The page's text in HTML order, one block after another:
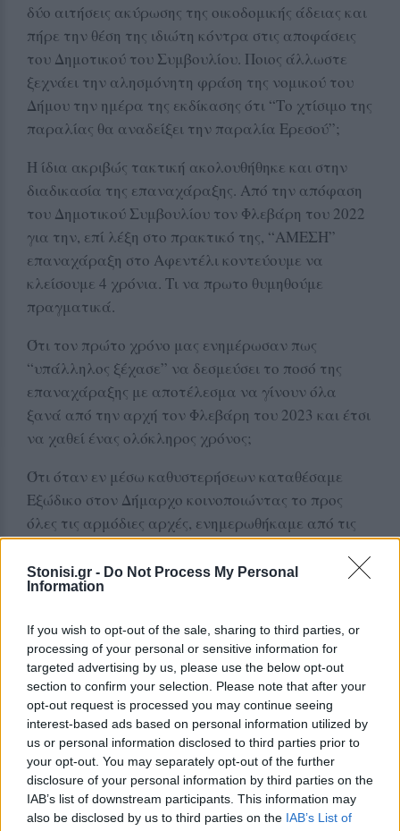
Stonisi.gr - Do Not Process My Personal
Information
If you wish to opt-out of the sale, sharing to third parties, or
processing of your personal or sensitive information for
targeted advertising by us, please use the below opt-out
section to confirm your selection. Please note that after your
opt-out request is processed you may continue seeing
interest-based ads based on personal information utilized by
us or personal information disclosed to third parties prior to
your opt-out. You may separately opt-out of the further
disclosure of your personal information by third parties on the
IAB’s list of downstream participants. This information may
also be disclosed by us to third parties on the IAB’s List of
δύο αιτήσεις ακύρωσης της οικοδομικής άδειας και
πήρε την θέση της ιδιώτη κόντρα στις αποφάσεις
του Δημοτικού του Συμβουλίου. Ποιος άλλωστε
ξεχνάει την αλησμόνητη φράση της νομικού του
Δήμου την ημέρα της εκδίκασης ότι “Το χτίσιμο της
παραλίας θα αναδείξει την παραλία Ερεσού”;
Η ίδια ακριβώς τακτική ακολουθήθηκε και στην
διαδικασία της επαναχάραξης. Από την απόφαση
του Δημοτικού Συμβουλίου τον Φλεβάρη του 2022
για την, επί λέξη στο πρακτικό της, “ΑΜΕΣΗ”
επαναχάραξη στο Αφεντέλι κοντεύουμε να
κλείσουμε 4 χρόνια. Τι να πρωτο θυμηθούμε
πραγματικά.
Ότι τον πρώτο χρόνο μας ενημέρωσαν πως
“υπάλληλος ξέχασε” να δεσμεύσει το ποσό της
επαναχάραξης με αποτέλεσμα να γίνουν όλα
ξανά από την αρχή τον Φλεβάρη του 2023 και έτσι
να χαθεί ένας ολόκληρος χρόνος;
Ότι όταν εν μέσω καθυστερήσεων καταθέσαμε
Εξώδικο στον Δήμαρχο κοινοποιώντας το προς
όλες τις αρμόδιες αρχές, ενημερωθήκαμε από τις
απαντήσεις του σε αυτές πως τον Ιούνιο του 2024
δηλαδή 2 ολόκληρα χρόνια μετά την απόφαση του
ΔΣ για επαναχάραξη η Τεχνική Υπηρεσία του
πρέπει να υλοποιήσει την επαναχάραξη στο
Αφεντέλι;
Ότι η Τεχνική Υπηρεσία του Δήμου δήλωνε πως δεν
μπορεί να υλοποιήσει την επαναχάραξη λόγω
έλλειψης προσωπικού την ώρα που έχει υλοποιήσει
τουλάχιστον 4-5 επανακαθορισμούς σε άλλες
κοινότητες μέσα στο ίδιο χρονικό διάστημα;